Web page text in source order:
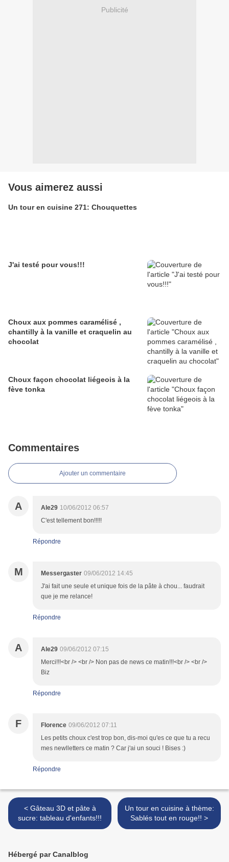
Publicité
Vous aimerez aussi
Un tour en cuisine 271: Chouquettes
J'ai testé pour vous!!!
Choux aux pommes caramélisé ,
chantilly à la vanille et craquelin au
chocolat
Choux façon chocolat liégeois à la
fève tonka
Commentaires
Ajouter un commentaire
A Ale29 10/06/2012 06:57
C'est tellement bon!!!!!
Répondre
M Messergaster 09/06/2012 14:45
J'ai fait une seule et unique fois de la pâte à chou... faudrait
que je me relance!
Répondre
A Ale29 09/06/2012 07:15
Merci!!!<br /> <br /> Non pas de news ce matin!!!<br /> <br />
Biz
Répondre
F Florence 09/06/2012 07:11
Les petits choux c'est trop bon, dis-moi qu'es ce que tu a recu
mes newlletters ce matin ? Car j'ai un souci ! Bises :)
Répondre
< Gâteau 3D et pâte à
sucre: tableau d'enfants!!!
Un tour en cuisine à thème:
Sablés tout en rouge!! >
Hébergé par Canalblog